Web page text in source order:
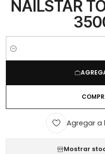
NAILSTAR
Cantidad
Agregar a
Mostrar